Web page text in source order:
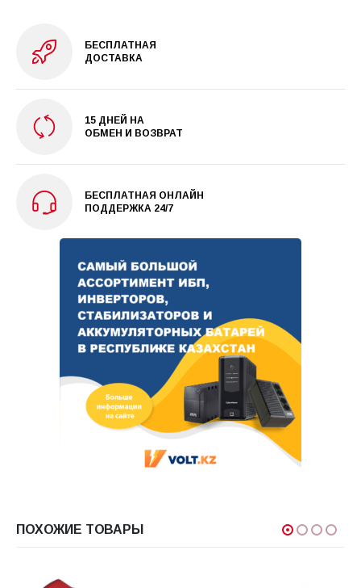
БЕСПЛАТНАЯ
ДОСТАВКА
15 ДНЕЙ НА
ОБМЕН И ВОЗВРАТ
БЕСПЛАТНАЯ ОНЛАЙН
ПОДДЕРЖКА 24/7
ПОХОЖИЕ ТОВАРЫ